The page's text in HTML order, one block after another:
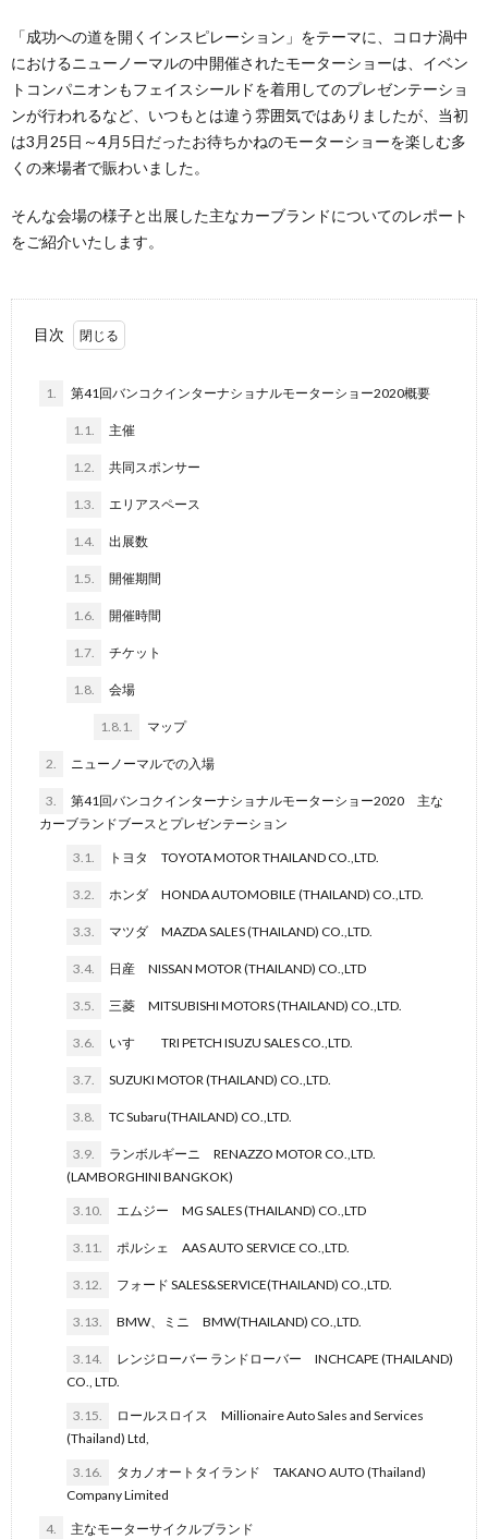
「成功への道を開くインスピレーション」をテーマに、コロナ渦中
におけるニューノーマルの中開催されたモーターショーは、イベン
トコンパニオンもフェイスシールドを着用してのプレゼンテーショ
ンが行われるなど、いつもとは違う雰囲気ではありましたが、当初
は3月25日～4月5日だったお待ちかねのモーターショーを楽しむ多
くの来場者で賑わいました。
そんな会場の様子と出展した主なカーブランドについてのレポート
をご紹介いたします。
目次
1. 第41回バンコクインターナショナルモーターショー2020概要
1.1. 主催
1.2. 共同スポンサー
1.3. エリアスペース
1.4. 出展数
1.5. 開催期間
1.6. 開催時間
1.7. チケット
1.8. 会場
1.8.1. マップ
2. ニューノーマルでの入場
3.
第41回バンコクインターナショナルモーターショー2020 主な
カーブランドブースとプレゼンテーション
3.1. トヨタ TOYOTA MOTOR THAILAND CO.,LTD.
3.2. ホンダ HONDA AUTOMOBILE (THAILAND) CO.,LTD.
3.3. マツダ MAZDA SALES (THAILAND) CO.,LTD.
3.4. 日産 NISSAN MOTOR (THAILAND) CO.,LTD
3.5. 三菱 MITSUBISHI MOTORS (THAILAND) CO.,LTD.
3.6. いすゞ TRI PETCH ISUZU SALES CO.,LTD.
3.7. SUZUKI MOTOR (THAILAND) CO.,LTD.
3.8. TC Subaru(THAILAND) CO.,LTD.
3.9.
ランボルギーニ RENAZZO MOTOR CO.,LTD.
(LAMBORGHINI BANGKOK)
3.10. エムジー MG SALES (THAILAND) CO.,LTD
3.11. ポルシェ AAS AUTO SERVICE CO.,LTD.
3.12. フォード SALES&SERVICE(THAILAND) CO.,LTD.
3.13. BMW、ミニ BMW(THAILAND) CO.,LTD.
3.14.
レンジローバー ランドローバー INCHCAPE (THAILAND)
CO., LTD.
3.15.
ロールスロイス Millionaire Auto Sales and Services
(Thailand) Ltd,
3.16.
タカノオートタイランド TAKANO AUTO (Thailand)
Company Limited
4. 主なモーターサイクルブランド